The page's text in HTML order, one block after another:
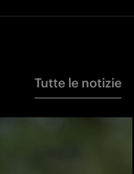
Tutte le notizie